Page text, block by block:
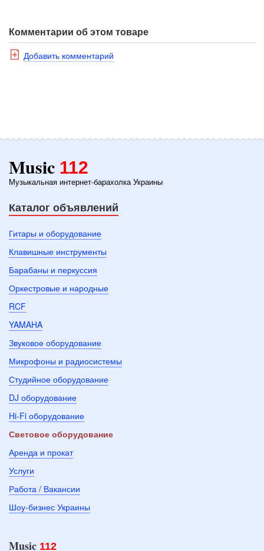
Комментарии об этом товаре
Добавить комментарий
Music 112
Музыкальная интернет-барахолка Украины
Каталог объявлений
Гитары и оборудование
Клавишные инструменты
Барабаны и перкуссия
Оркестровые и народные
RCF
YAMAHA
Звуковое оборудование
Микрофоны и радиосистемы
Студийное оборудование
DJ оборудование
Hi-Fi оборудование
Световое оборудование
Аренда и прокат
Услуги
Работа / Вакансии
Шоу-бизнес Украины
Music 112